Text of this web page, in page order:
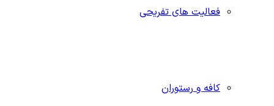
فعالیت های تفریحی
کافه و رستوران